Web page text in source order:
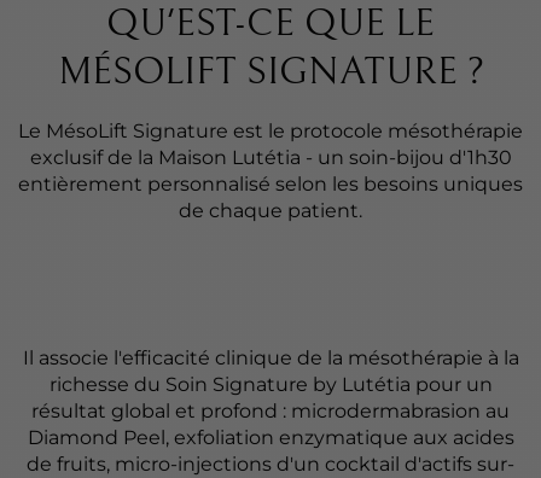
QU'EST-CE QUE LE
MÉSOLIFT SIGNATURE ?
Le MésoLift Signature est le protocole mésothérapie
exclusif de la Maison Lutétia - un soin-bijou d'1h30
entièrement personnalisé selon les besoins uniques
de chaque patient.
Il associe l'efficacité clinique de la mésothérapie à la
richesse du Soin Signature by Lutétia pour un
résultat global et profond : microdermabrasion au
Diamond Peel, exfoliation enzymatique aux acides
de fruits, micro-injections d'un cocktail d'actifs sur-